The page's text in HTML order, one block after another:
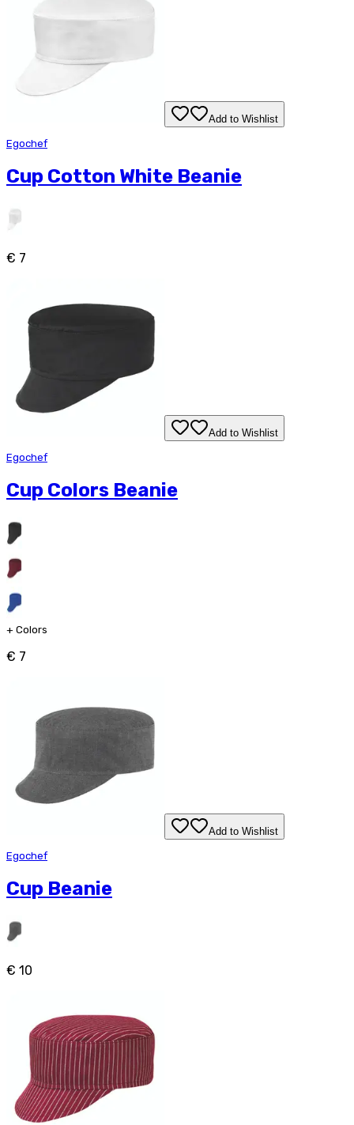
Add to Wishlist
Egochef
Cup Cotton White Beanie
€ 7
Add to Wishlist
Egochef
Cup Colors Beanie
+ Colors
€ 7
Add to Wishlist
Egochef
Cup Beanie
€ 10